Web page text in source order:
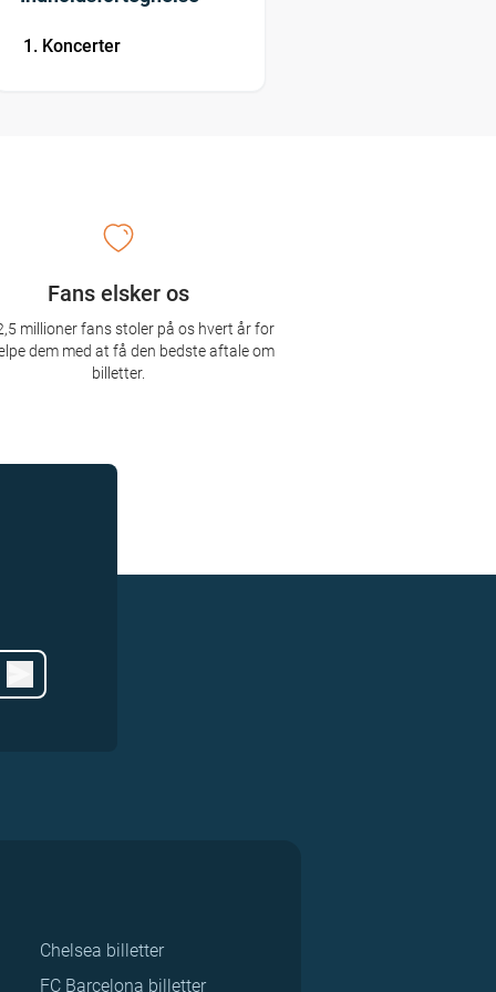
Koncerter
Fans elsker os
millioner fans stoler på os hvert år for
dem med at få den bedste aftale om
billetter.
Chelsea billetter
FC Barcelona billetter